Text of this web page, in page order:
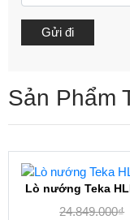
Sản Phẩm
Lò nướng Teka
24.849.000₫